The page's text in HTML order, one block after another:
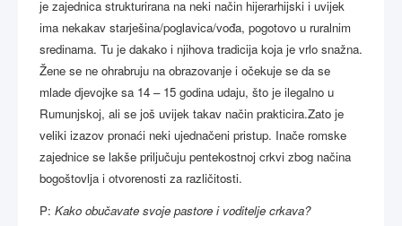
je zajednica strukturirana na neki način hijerarhijski i uvijek
ima nekakav starješina/poglavica/vođa, pogotovo u ruralnim
sredinama. Tu je dakako i njihova tradicija koja je vrlo snažna.
Žene se ne ohrabruju na obrazovanje i očekuje se da se
mlade djevojke sa 14 – 15 godina udaju, što je ilegalno u
Rumunjskoj, ali se još uvijek takav način prakticira.Zato je
veliki izazov pronaći neki ujednačeni pristup. Inače romske
zajednice se lakše priljučuju pentekostnoj crkvi zbog načina
bogoštovlja i otvorenosti za različitosti.
P: Kako obučavate svoje pastore i voditelje crkava?